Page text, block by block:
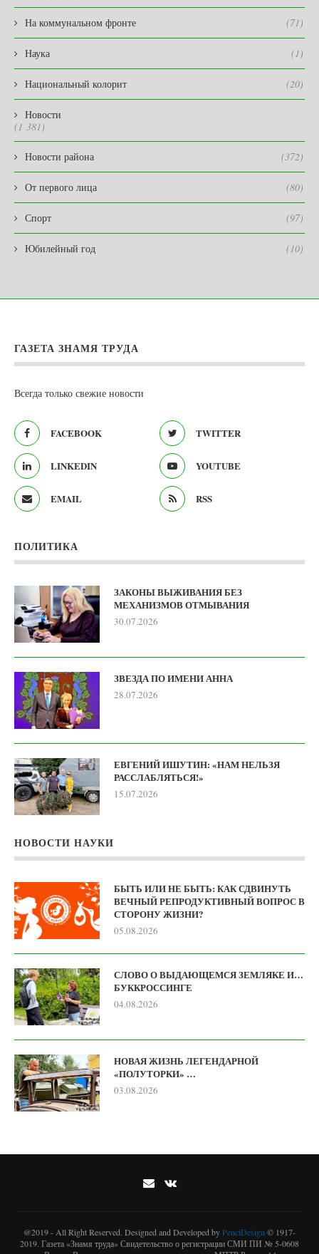
На коммунальном фронте (71)
Наука (1)
Национальный колорит (20)
Новости
(1 381)
Новости района (372)
От первого лица (80)
Спорт (97)
Юбилейный год (10)
ГАЗЕТА ЗНАМЯ ТРУДА
Всегда только свежие новости
FACEBOOK TWITTER
LINKEDIN YOUTUBE
EMAIL RSS
ПОЛИТИКА
ЗАКОНЫ ВЫЖИВАНИЯ БЕЗ
МЕХАНИЗМОВ ОТМЫВАНИЯ
30.07.2026
ЗВЕЗДА ПО ИМЕНИ АННА
28.07.2026
ЕВГЕНИЙ ИШУТИН: «НАМ НЕЛЬЗЯ
РАССЛАБЛЯТЬСЯ!»
15.07.2026
НОВОСТИ НАУКИ
БЫТЬ ИЛИ НЕ БЫТЬ: КАК СДВИНУТЬ
ВЕЧНЫЙ РЕПРОДУКТИВНЫЙ ВОПРОС В
СТОРОНУ ЖИЗНИ?
05.08.2026
СЛОВО О ВЫДАЮЩЕМСЯ ЗЕМЛЯКЕ И…
БУККРОССИНГЕ
04.08.2026
НОВАЯ ЖИЗНЬ ЛЕГЕНДАРНОЙ
«ПОЛУТОРКИ» …
03.08.2026
@2019 - All Right Reserved. Designed and Developed byPenciDesign © 1917-
2019. Газета «Знамя труда» Свидетельство о регистрации СМИ ПИ № 5-0608